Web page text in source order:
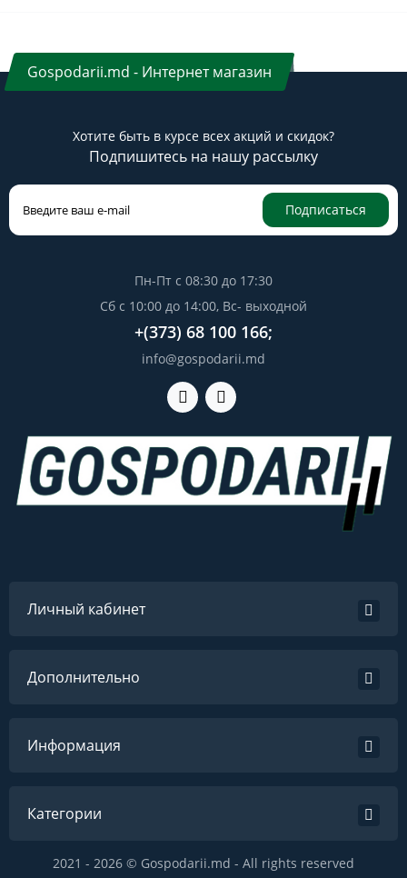
Gospodarii.md - Интернет магазин
Хотите быть в курсе всех акций и скидок?
Подпишитесь на нашу рассылку
Подписаться
Пн-Пт с 08:30 до 17:30
Сб с 10:00 до 14:00, Вс- выходной
+(373) 68 100 166;
info@gospodarii.md
Личный кабинет
Дополнительно
Информация
Категории
2021 - 2026 © Gospodarii.md - All rights reserved